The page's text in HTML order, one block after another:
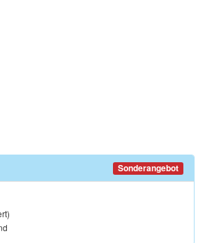
Sonderangebot